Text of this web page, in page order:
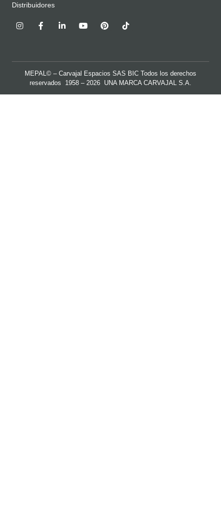
Distribuidores
MEPAL© – Carvajal Espacios SAS BIC Todos los derechos
reservados 1958 – 2026 UNA MARCA CARVAJAL S.A.